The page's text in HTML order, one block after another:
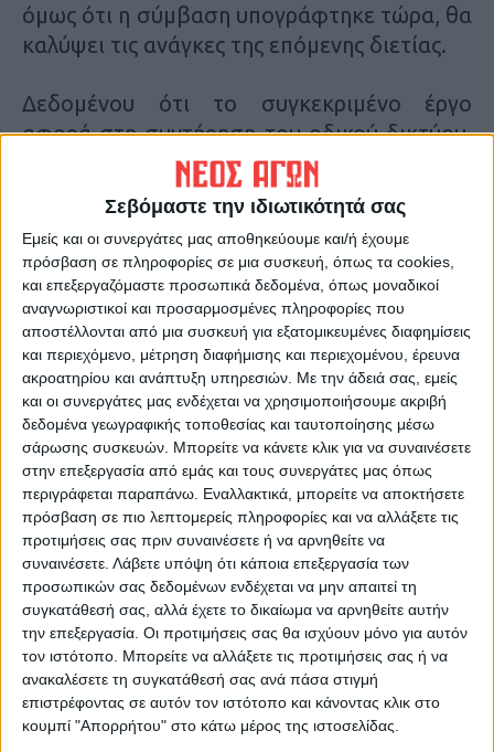
Σεβόμαστε την ιδιωτικότητά σας
Εμείς και οι συνεργάτες μας αποθηκεύουμε και/ή έχουμε
πρόσβαση σε πληροφορίες σε μια συσκευή, όπως τα cookies,
και επεξεργαζόμαστε προσωπικά δεδομένα, όπως μοναδικοί
αναγνωριστικοί και προσαρμοσμένες πληροφορίες που
αποστέλλονται από μια συσκευή για εξατομικευμένες διαφημίσεις
και περιεχόμενο, μέτρηση διαφήμισης και περιεχομένου, έρευνα
ακροατηρίου και ανάπτυξη υπηρεσιών. Με την άδειά σας, εμείς
και οι συνεργάτες μας ενδέχεται να χρησιμοποιήσουμε ακριβή
δεδομένα γεωγραφικής τοποθεσίας και ταυτοποίησης μέσω
σάρωσης συσκευών. Μπορείτε να κάνετε κλικ για να συναινέσετε
στην επεξεργασία από εμάς και τους συνεργάτες μας όπως
περιγράφεται παραπάνω. Εναλλακτικά, μπορείτε να αποκτήσετε
πρόσβαση σε πιο λεπτομερείς πληροφορίες και να αλλάξετε τις
προτιμήσεις σας πριν συναινέσετε ή να αρνηθείτε να
συναινέσετε. Λάβετε υπόψη ότι κάποια επεξεργασία των
προσωπικών σας δεδομένων ενδέχεται να μην απαιτεί τη
συγκατάθεσή σας, αλλά έχετε το δικαίωμα να αρνηθείτε αυτήν
την επεξεργασία. Οι προτιμήσεις σας θα ισχύουν μόνο για αυτόν
τον ιστότοπο. Μπορείτε να αλλάξετε τις προτιμήσεις σας ή να
ανακαλέσετε τη συγκατάθεσή σας ανά πάσα στιγμή
επιστρέφοντας σε αυτόν τον ιστότοπο και κάνοντας κλικ στο
κουμπί "Απορρήτου" στο κάτω μέρος της ιστοσελίδας.
όμως ότι η σύμβαση υπογράφτηκε τώρα, θα
καλύψει τις ανάγκες της επόμενης διετίας.
Δεδομένου ότι το συγκεκριμένο έργο
αφορά στη συντήρηση του οδικού δικτύου,
οι εργασίες θα εκτελούνται ανάλογα με τις
ανάγκες που θα προκύπτουν, καθ’ όλη τη
διάρκεια της σύμβασης κατόπιν σχετικής
εντολής της Υπηρεσίας.
Η συνολική προθεσμία εκτέλεσης του
έργου, ορίζεται σε 24 μήνες από την
ημέρα υπογραφής της σύμβασης.
Τελευταίες Ειδήσεις Σήμερα
Ακολούθησε την εφημερίδα ΝΕΟΣ
ΑΓΩΝ στο Google News!
Όλες οι εξελίξεις στην περιοχή της
Καρδίτσας και ευρύτερα της Θεσσαλίας
ΠΡΟΗΓΟΥΜΕΝΟ ΑΡΘΡΟ
Τσιάρας: Ο ΟΠΕΚΕΠΕ είναι
ΕΠΟΜΕΝΟ ΑΡΘΡΟ
Δήμος Παλαμά: Δίμηνη